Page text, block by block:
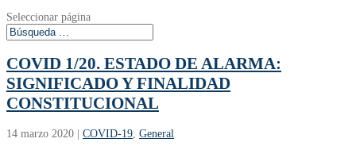
Seleccionar página
COVID 1/20. ESTADO DE ALARMA:
SIGNIFICADO Y FINALIDAD
CONSTITUCIONAL
14 marzo 2020 COVID-19 General